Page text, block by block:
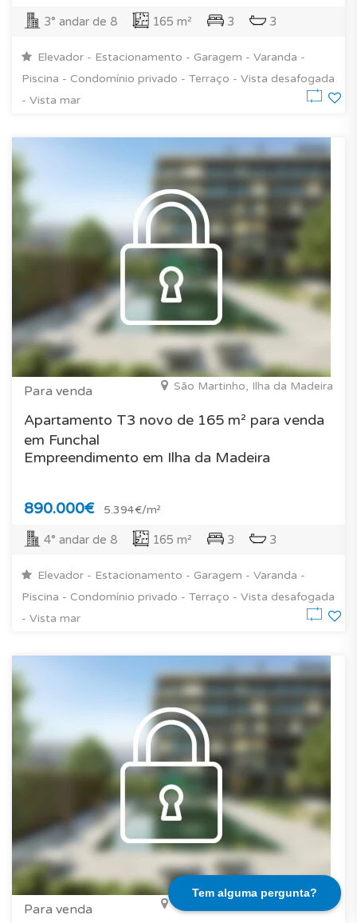
Tem alguma pergunta?
3° andar de 8 165 m² 3 3
Elevador - Estacionamento - Garagem - Varanda -
Piscina - Condomínio privado - Terraço - Vista desafogada
- Vista mar
Para venda São Martinho, Ilha da Madeira
Apartamento T3 novo de 165 m² para venda
em Funchal
Empreendimento em Ilha da Madeira
890.000€ 5.394€/m²
4° andar de 8 165 m² 3 3
Elevador - Estacionamento - Garagem - Varanda -
Piscina - Condomínio privado - Terraço - Vista desafogada
- Vista mar
Para venda São Martinho, Ilha da Madeira